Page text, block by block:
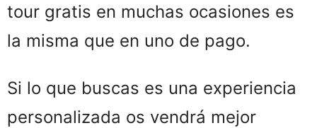
tour gratis en muchas ocasiones es
la misma que en uno de pago.
Si lo que buscas es una experiencia
personalizada os vendrá mejor